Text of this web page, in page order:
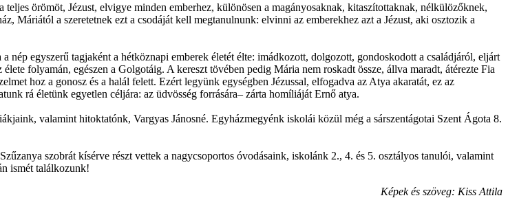
örömöt, Jézust, elvigye minden emberhez, különösen a magányosaknak, kitaszítottaknak, nélkülözőknek,
a szeretetnek ezt a csodáját kell megtanulnunk: elvinni az emberekhez azt a Jézust, aki osztozik a
egyszerű tagjaként a hétköznapi emberek életét élte: imádkozott, dolgozott, gondoskodott a családjáról, eljárt
folyamán, egészen a Golgotáig. A kereszt tövében pedig Mária nem roskadt össze, állva maradt, átérezte Fia
hoz a gonosz és a halál felett. Ezért legyünk egységben Jézussal, elfogadva az Atya akaratát, ez az
rá életünk egyetlen céljára: az üdvösség forrására– zárta homíliáját Ernő atya.
valamint hitoktatónk, Vargyas Jánosné. Egyházmegyénk iskolái közül még a sárszentágotai Szent Ágota 8.
szobrát kísérve részt vettek a nagycsoportos óvodásaink, iskolánk 2., 4. és 5. osztályos tanulói, valamint
ismét találkozunk!
Képek és szöveg: Kiss Attila